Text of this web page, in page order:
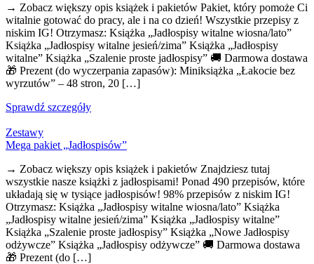
→ Zobacz większy opis książek i pakietów Pakiet, który pomoże Ci
witalnie gotować do pracy, ale i na co dzień! Wszystkie przepisy z
niskim IG! Otrzymasz: Książka „Jadłospisy witalne wiosna/lato”
Książka „Jadłospisy witalne jesień/zima” Książka „Jadłospisy
witalne” Książka „Szalenie proste jadłospisy” 🚚 Darmowa dostawa
🎁 Prezent (do wyczerpania zapasów): Miniksiążka „Łakocie bez
wyrzutów” – 48 stron, 20 […]
Sprawdź szczegóły
Zestawy
Mega pakiet „Jadłospisów”
→ Zobacz większy opis książek i pakietów Znajdziesz tutaj
wszystkie nasze książki z jadłospisami! Ponad 490 przepisów, które
układają się w tysiące jadłospisów! 98% przepisów z niskim IG!
Otrzymasz: Książka „Jadłospisy witalne wiosna/lato” Książka
„Jadłospisy witalne jesień/zima” Książka „Jadłospisy witalne”
Książka „Szalenie proste jadłospisy” Książka „Nowe Jadłospisy
odżywcze” Książka „Jadłospisy odżywcze” 🚚 Darmowa dostawa
🎁 Prezent (do […]